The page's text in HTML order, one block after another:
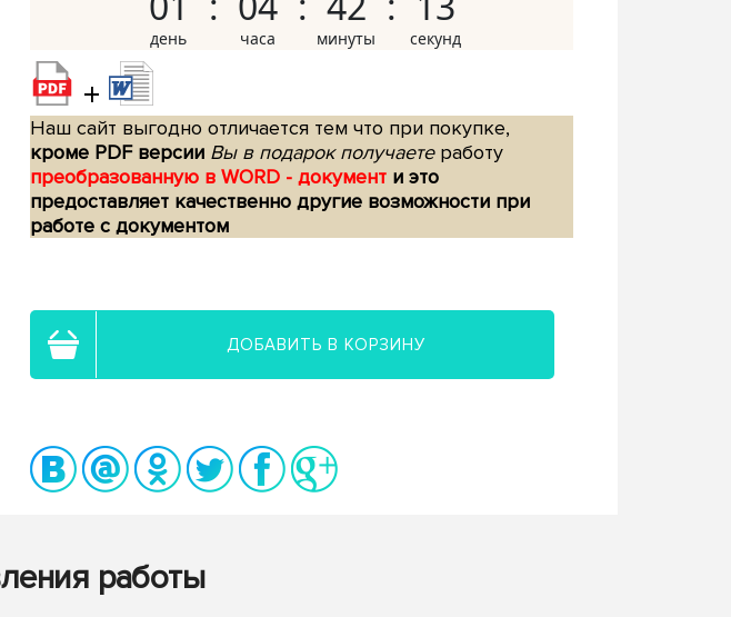
+
Наш сайт выгодно отличается тем что при покупке,
кроме PDF версии Вы в подарок получаетеработу
преобразованную в WORD - документ и это
предоставляет качественно другие возможности при
работе с документом
ДОБАВИТЬ В КОРЗИНУ
работы